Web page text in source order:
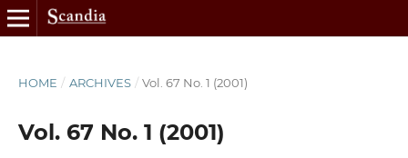
HOME / ARCHIVES / Vol. 67 No. 1 (2001)
Vol. 67 No. 1 (2001)